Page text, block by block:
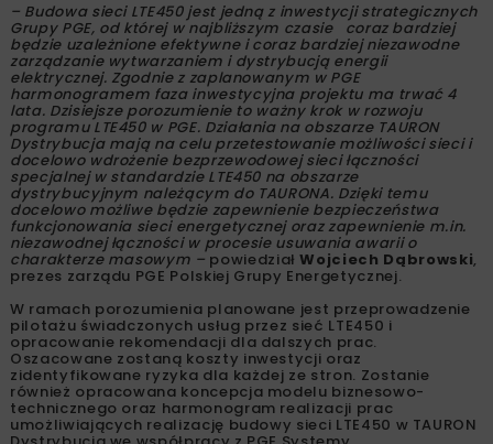
– Budowa sieci LTE450 jest jedną z inwestycji strategicznych
Grupy PGE, od której w najbliższym czasie coraz bardziej
będzie uzależnione efektywne i coraz bardziej niezawodne
zarządzanie wytwarzaniem i dystrybucją energii
elektrycznej. Zgodnie z zaplanowanym w PGE
harmonogramem faza inwestycyjna projektu ma trwać 4
lata. Dzisiejsze porozumienie to ważny krok w rozwoju
programu LTE450 w PGE. Działania na obszarze TAURON
Dystrybucja mają na celu przetestowanie możliwości sieci i
docelowo wdrożenie bezprzewodowej sieci łączności
specjalnej w standardzie LTE450 na obszarze
dystrybucyjnym należącym do TAURONA. Dzięki temu
docelowo możliwe będzie zapewnienie bezpieczeństwa
funkcjonowania sieci energetycznej oraz zapewnienie m.in.
niezawodnej łączności w procesie usuwania awarii o
charakterze masowym – powiedziałWojciech Dąbrowski,
prezes zarządu PGE Polskiej Grupy Energetycznej.
W ramach porozumienia planowane jest przeprowadzenie
pilotażu świadczonych usług przez sieć LTE450 i
opracowanie rekomendacji dla dalszych prac.
Oszacowane zostaną koszty inwestycji oraz
zidentyfikowane ryzyka dla każdej ze stron. Zostanie
również opracowana koncepcja modelu biznesowo-
technicznego oraz harmonogram realizacji prac
umożliwiających realizację budowy sieci LTE450 w TAURON